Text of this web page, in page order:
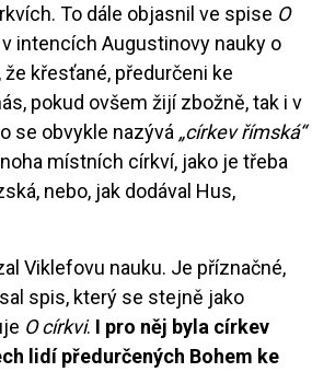
To dále objasnil ve spise O
v intencích Augustinovy nauky o
křesťané, předurčeni ke
pokud ovšem žijí zbožně, tak i v
se obvykle nazývá „církev římská“
místních církví, jako je třeba
nebo, jak dodával Hus,
Viklefovu nauku. Je příznačné,
spis, který se stejně jako
O církvi. I pro něj byla církev
lidí předurčených Bohem ke